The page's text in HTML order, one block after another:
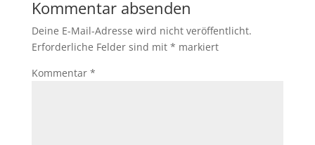
Kommentar absenden
Deine E-Mail-Adresse wird nicht veröffentlicht.
Erforderliche Felder sind mit * markiert
Kommentar *